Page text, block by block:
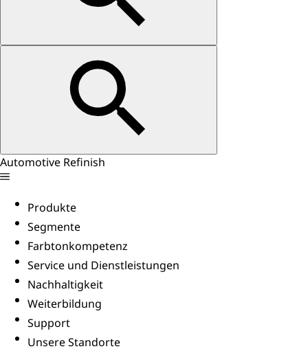
Automotive Refinish
Produkte
Segmente
Farbtonkompetenz
Service und Dienstleistungen
Nachhaltigkeit
Weiterbildung
Support
Unsere Standorte